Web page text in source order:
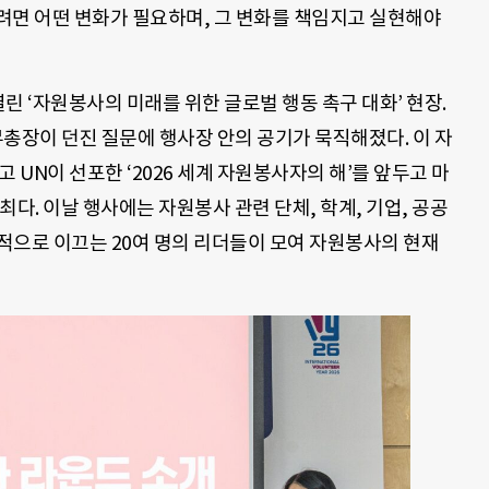
면 어떤 변화가 필요하며, 그 변화를 책임지고 실현해야
‘자원봉사의 미래를 위한 글로벌 행동 촉구 대화’ 현장.
장이 던진 질문에 행사장 안의 공기가 묵직해졌다. 이 자
UN이 선포한 ‘2026 세계 자원봉사자의 해’를 앞두고 마
다. 이날 행사에는 자원봉사 관련 단체, 학계, 기업, 공공
으로 이끄는 20여 명의 리더들이 모여 자원봉사의 현재